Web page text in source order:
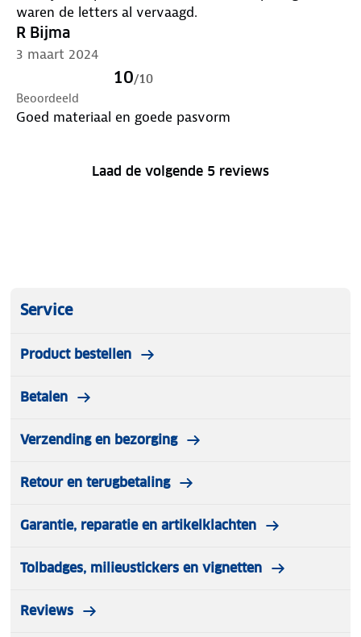
waren de letters al vervaagd.
R Bijma
3 maart 2024
10/10
Beoordeeld
Goed materiaal en goede pasvorm
Laad de volgende 5 reviews
Service
Product bestellen
Betalen
Verzending en bezorging
Retour en terugbetaling
Garantie, reparatie en artikelklachten
Tolbadges, milieustickers en vignetten
Reviews